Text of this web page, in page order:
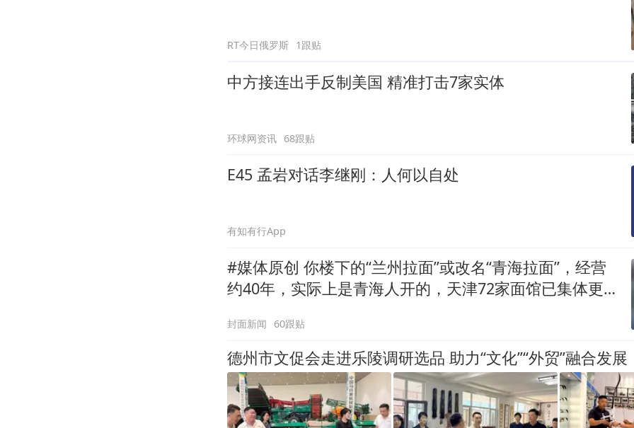
RT今日俄罗斯 1跟贴
中方接连出手反制美国 精准打击7家实体
环球网资讯 68跟贴
E45 孟岩对话李继刚：人何以自处
有知有行App
#媒体原创 你楼下的“兰州拉面”或改名“青海拉面”，经营
约40年，实际上是青海人开的，天津72家面馆已集体更
封面新闻 60跟贴
德州市文促会走进乐陵调研选品 助力“文化”“外贸”融合发展